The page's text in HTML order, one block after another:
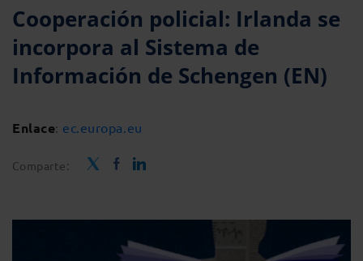
Cooperación policial: Irlanda se
incorpora al Sistema de
Información de Schengen (EN)
Enlace: ec.europa.eu
Comparte: